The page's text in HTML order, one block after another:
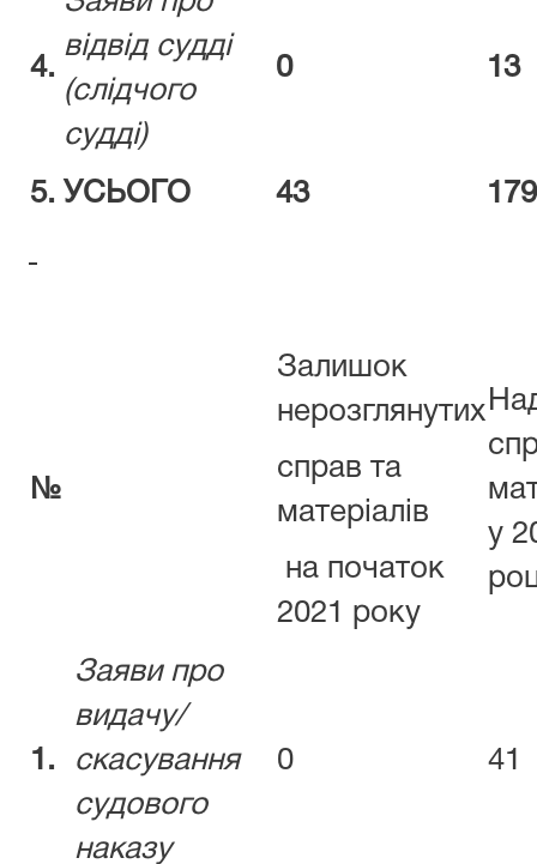
4.
відвід судді
(слідчого
судді)
0 13
5. УСЬОГО 43 179
№
Залишок
нерозглянутих
справ та
матеріалів
на початок
2021 року
у
1.
Заяви про
видачу/
скасування
судового
наказу
0 41